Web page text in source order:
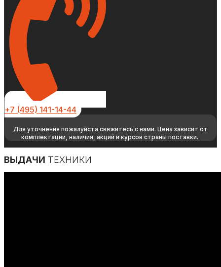
+7 (495) 141-14-44
Для уточнения пожалуйста свяжитесь с нами. Цена зависит от
комплектации, наличия, акций и курсов страны поставки.
ВЫДАЧИ ТЕХНИКИ